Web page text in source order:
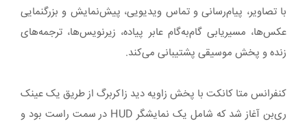
با تصاویر، پیام‌رسانی و تماس ویدیویی، پیش‌نمایش و بزرگنمایی
عکس‌ها، مسیریابی گام‌به‌گام عابر پیاده، زیرنویس‌ها، ترجمه‌های
زنده و پخش موسیقی پشتیبانی می‌کند.
کنفرانس متا کانکت با پخش زاویه دید زاکربرگ از طریق یک عینک
ری‌بن آغاز شد که شامل یک نمایشگر HUD در سمت راست بود و